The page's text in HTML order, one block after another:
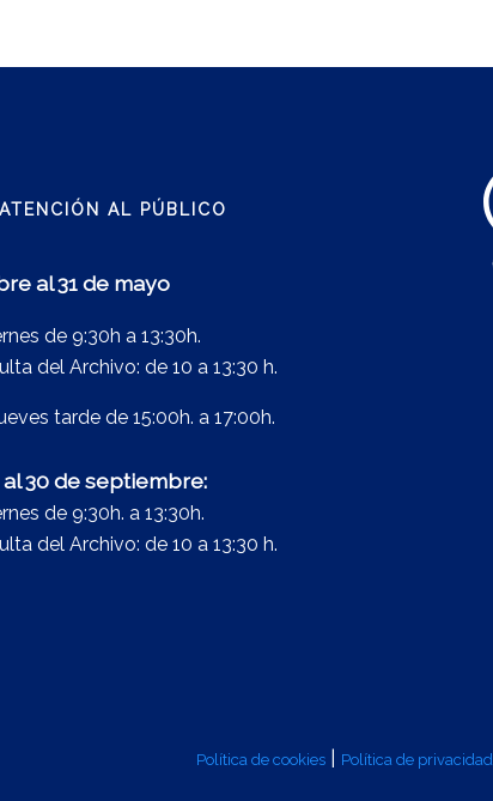
AL PÚBLICO
al 31 de mayo
de 9:30h a 13:30h.
del Archivo: de 10 a 13:30 h.
tarde de 15:00h. a 17:00h.
al 30 de septiembre:
de 9:30h. a 13:30h.
del Archivo: de 10 a 13:30 h.
Política de cookies| Política de privacidad